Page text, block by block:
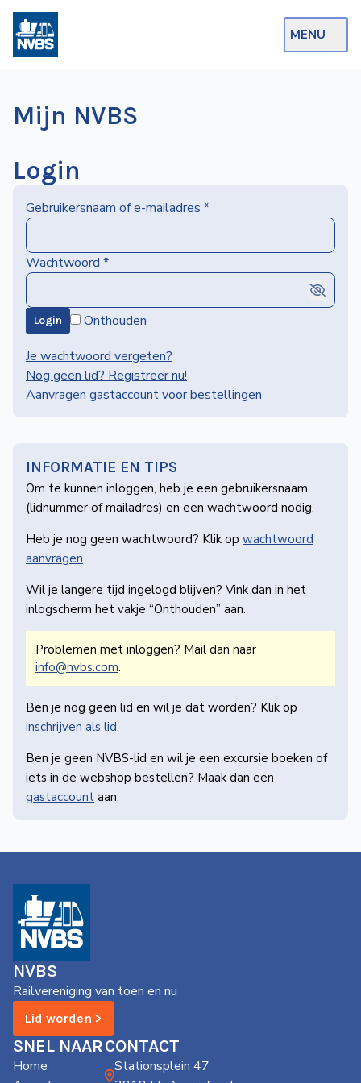
MENU
Op de Rails
NVBS Actueel
Excursies
Actueel
Ons
aanbod
Over
NVBS
Wegwijzer
NVBS
Mijn NVBS
Login
Gebruikersnaam of e-mailadres *
Wachtwoord *
Login
Onthouden
Je wachtwoord vergeten?
Nog geen lid? Registreer nu!
Aanvragen gastaccount voor bestellingen
INFORMATIE EN TIPS
Om te kunnen inloggen, heb je een gebruikers­naam
(lidnummer of mailadres) en een wachtwoord nodig.
Heb je nog geen wachtwoord? Klik op wachtwoord
aanvragen.
Wil je langere tijd ingelogd blijven? Vink dan in het
inlogscherm het vakje “Onthouden” aan.
Problemen met inloggen? Mail dan naar
info@nvbs.com.
Ben je nog geen lid en wil je dat worden? Klik op
inschrijven als lid.
Ben je geen NVBS-lid en wil je een excursie boeken of
iets in de webshop bestellen? Maak dan een
gastaccount aan.
NVBS
Railvereniging van toen en nu
Lid worden >
SNEL NAAR
Home
CONTACT
Stationsplein 47